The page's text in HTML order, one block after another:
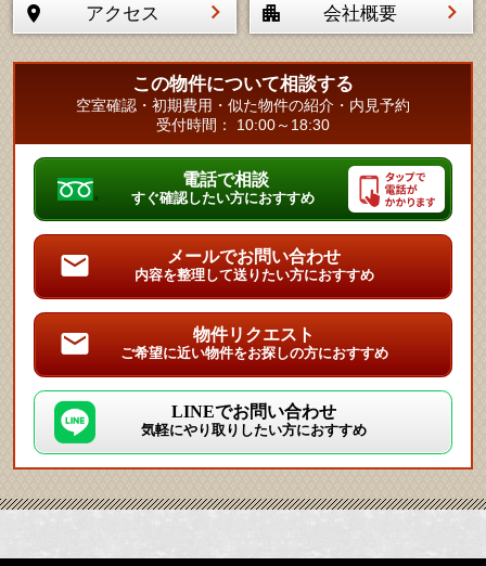
アクセス 会社概要
この物件について相談する
空室確認・初期費用・似た物件の紹介・内見予約
受付時間： 10:00～18:30
電話で相談
すぐ確認したい方におすすめ
メールでお問い合わせ
内容を整理して送りたい方におすすめ
物件リクエスト
ご希望に近い物件をお探しの方におすすめ
LINEでお問い合わせ
気軽にやり取りしたい方におすすめ